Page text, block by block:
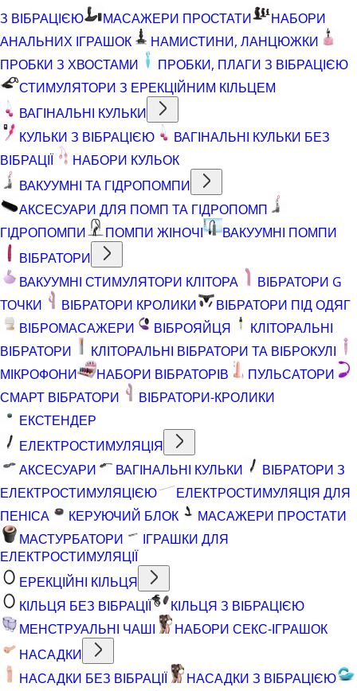
З ВІБРАЦІЄЮ
МАСАЖЕРИ ПРОСТАТИ
НАБОРИ
АНАЛЬНИХ ІГРАШОК
НАМИСТИНИ, ЛАНЦЮЖКИ
ПРОБКИ З ХВОСТАМИ
ПРОБКИ, ПЛАГИ З ВІБРАЦІЄЮ
СТИМУЛЯТОРИ З ЕРЕКЦІЙНИМ КІЛЬЦЕМ
ВАГІНАЛЬНІ КУЛЬКИ
КУЛЬКИ З ВІБРАЦІЄЮ
ВАГІНАЛЬНІ КУЛЬКИ БЕЗ
ВІБРАЦІЇ
НАБОРИ КУЛЬОК
ВАКУУМНІ ТА ГІДРОПОМПИ
АКСЕСУАРИ ДЛЯ ПОМП ТА ГІДРОПОМП
ГІДРОПОМПИ
ПОМПИ ЖІНОЧІ
ВАКУУМНІ ПОМПИ
ВІБРАТОРИ
ВАКУУМНІ СТИМУЛЯТОРИ КЛІТОРА
ВІБРАТОРИ G
ТОЧКИ
ВІБРАТОРИ КРОЛИКИ
ВІБРАТОРИ ПІД ОДЯГ
ВІБРОМАСАЖЕРИ
ВІБРОЯЙЦЯ
КЛІТОРАЛЬНІ
ВІБРАТОРИ
КЛІТОРАЛЬНІ ВІБРАТОРИ ТА ВІБРОКУЛІ
МІКРОФОНИ
НАБОРИ ВІБРАТОРІВ
ПУЛЬСАТОРИ
СМАРТ ВІБРАТОРИ
ВІБРАТОРИ-КРОЛИКИ
ЕКСТЕНДЕР
ЕЛЕКТРОСТИМУЛЯЦІЯ
АКСЕСУАРИ
ВАГІНАЛЬНІ КУЛЬКИ
ВІБРАТОРИ З
ЕЛЕКТРОСТИМУЛЯЦІЄЮ
ЕЛЕКТРОСТИМУЛЯЦІЯ ДЛЯ
ПЕНІСА
КЕРУЮЧИЙ БЛОК
МАСАЖЕРИ ПРОСТАТИ
МАСТУРБАТОРИ
ІГРАШКИ ДЛЯ
ЕЛЕКТРОСТИМУЛЯЦІЇ
ЕРЕКЦІЙНІ КІЛЬЦЯ
КІЛЬЦЯ БЕЗ ВІБРАЦІЇ
КІЛЬЦЯ З ВІБРАЦІЄЮ
МЕНСТРУАЛЬНІ ЧАШІ
НАБОРИ СЕКС-ІГРАШОК
НАСАДКИ
НАСАДКИ БЕЗ ВІБРАЦІЇ
НАСАДКИ З ВІБРАЦІЄЮ